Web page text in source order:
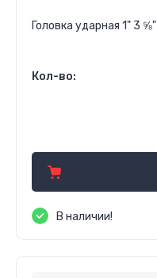
Головка ударная 1" 3 ⅝"
Кол-во:
В наличии!